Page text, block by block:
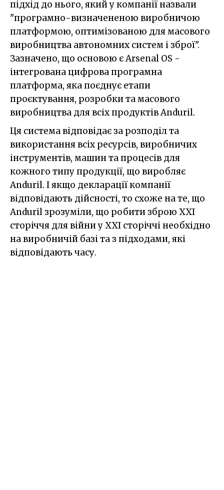
підхід до нього, який у компанії назвали
"програмно-визначененою виробничою
платформою, оптимізованою для масового
виробництва автономних систем і зброї".
Зазначено, що основою є Arsenal OS -
інтегрована цифрова програмна
платформа, яка поєднує етапи
проєктування, розробки та масового
виробництва для всіх продуктів Anduril.
Ця система відповідає за розподіл та
використання всіх ресурсів, виробничих
інструментів, машин та процесів для
кожного типу продукції, що виробляє
Anduril. І якщо декларації компанії
відповідають дійсності, то схоже на те, що
Anduril зрозуміли, що робити зброю XXI
сторіччя для війни у XXI сторіччі необхідно
на виробничій базі та з підходами, які
відповідають часу.